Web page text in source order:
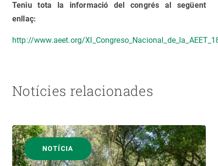
Teniu tota la informació del congrés al següent
enllaç:
http://www.aeet.org/
Notícies relacionades
NOTÍCIA